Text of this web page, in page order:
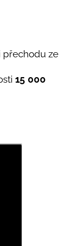
přechodu ze
15 000